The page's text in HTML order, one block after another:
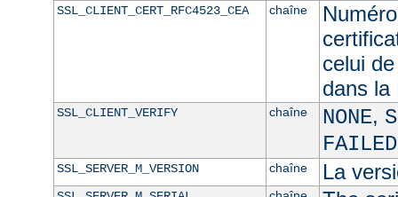
SSL_CLIENT_CERT_RFC4523_CEA chaîne
celui
dans la
SSL_CLIENT_VERIFY chaîne NONE,
SSL_SERVER_M_VERSION chaîne La